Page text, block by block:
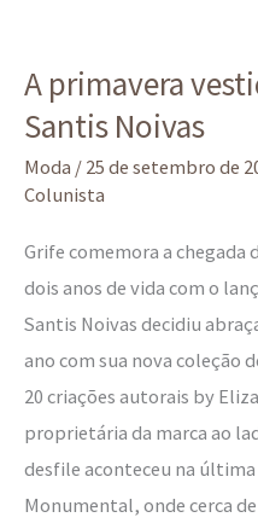
A primavera
Santis Noivas
Moda / 25 de setembro de
Colunista
Grife comemora a chegada
dois anos de vida com o
Santis Noivas decidiu
ano com sua nova coleção
20 criações autorais by
proprietária da marca ao
desfile aconteceu na
Monumental, onde cerca
primavera
vestida
de
branco